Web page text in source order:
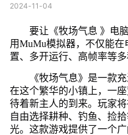
2024-11-04
要让《牧场气息 》电
用MuMu模拟器，不仅能
置、多开运行、高帧率等多
《牧场气息》是一款
在这个繁华的小镇上，一
待着新主人的到来。玩家
自由选择耕种、钓鱼、捡
光。这款游戏提供了一个